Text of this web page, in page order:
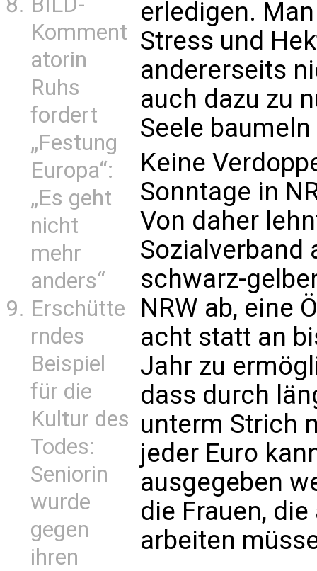
Komment
atorin
Ruhs
fordert
„Festung
Europa“:
„Es geht
nicht
mehr
anders“
Erschütte
rndes
Beispiel
für die
Kultur des
Todes:
Seniorin
wurde
gegen
ihren
erledigen.
Stress und
andererseits
auch dazu zu
Seele baumeln
Keine
Sonntage in
Von daher
Sozialverband
schwarz-
NRW ab, eine
acht statt an
Jahr zu
dass durch
unterm Strich
jeder Euro
ausgegeben
die Frauen,
arbeiten